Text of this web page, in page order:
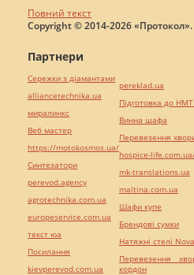
Повний текст
Copyright © 2014-2026 «Протокол».
Партнери
Сережки з діамантами
alliancetechnika.ua
миралинкс
Веб мастер
https://motokosmos.ua/
Синтезатори
perevod.agency
agrotechnika.com.ua
europeservice.com.ua
текст юа
Посилання
kievperevod.com.ua
pereklad.ua
Підготовка до
Винна шафа
Перевезення
hospice-
mk-translations.ua
maltina.com.ua
Шафи купе
Брендові сумки
Натяжні стелі
Перевезення
кордон